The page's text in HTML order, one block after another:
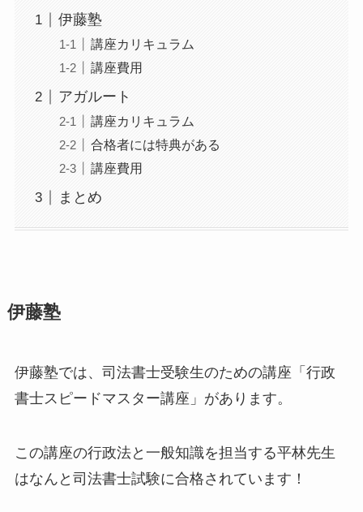
伊藤塾
講座カリキュラム
講座費用
アガルート
講座カリキュラム
合格者には特典がある
講座費用
まとめ
伊藤塾
伊藤塾では、司法書士受験生のための講座「行政
書士スピードマスター講座」があります。
この講座の行政法と一般知識を担当する平林先生
はなんと 司法書士試験に合格されています！